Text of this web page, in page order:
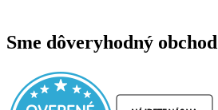
Sme dôveryhodný obchod